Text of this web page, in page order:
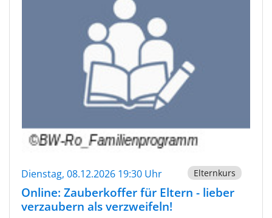
Dienstag, 08.12.2026 19:30 Uhr Elternkurs
Online: Zauberkoffer für Eltern - lieber
verzaubern als verzweifeln!